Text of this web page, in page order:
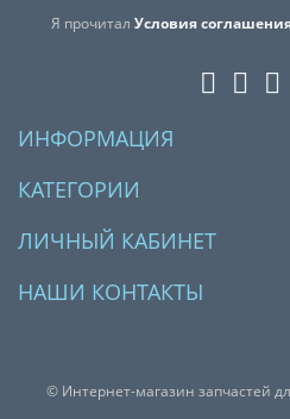
Я прочитал Условия
ИНФОРМАЦИЯ
КАТЕГОРИИ
ЛИЧНЫЙ КАБИНЕТ
НАШИ КОНТАКТЫ
© Интернет-магазин запчастей